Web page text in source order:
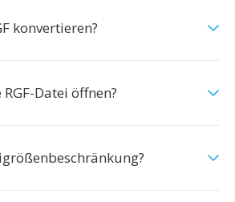
konvertieren?
Datei öffnen?